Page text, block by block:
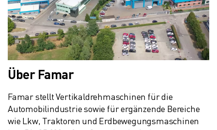
Über Famar
Famar stellt Vertikaldrehmaschinen für die
Automobilindustrie sowie für ergänzende Bereiche
wie Lkw, Traktoren und Erdbewegungsmaschinen